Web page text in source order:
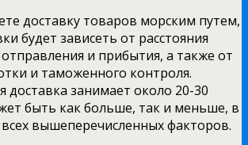
доставку товаров морским путем,
будет зависеть от расстояния
и прибытия, а также от
и таможенного контроля.
доставка занимает около 20-30
быть как больше, так и меньше, в
вышеперечисленных факторов.